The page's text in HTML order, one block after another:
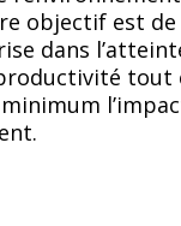
objectif est
dans
tout